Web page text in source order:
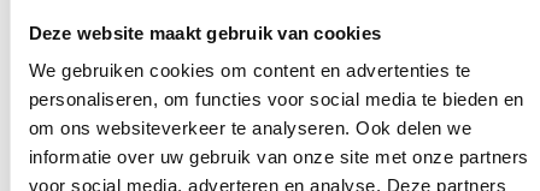
Deze website maakt gebruik van cookies
We gebruiken cookies om content en advertenties te
personaliseren, om functies voor social media te bieden en
om ons websiteverkeer te analyseren. Ook delen we
informatie over uw gebruik van onze site met onze partners
voor social media, adverteren en analyse. Deze partners
Per 100 stuks
Extra informatie
Aansluiting Luer-Hub